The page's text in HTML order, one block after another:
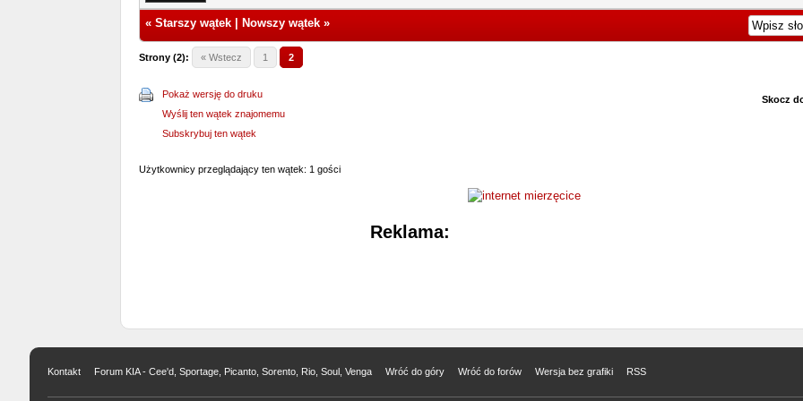
« Starszy wątek| Nowszy wątek»
Strony (2): « Wstecz 1 2
Pokaż wersję do druku
Wyślij ten wątek znajomemu
Subskrybuj ten wątek
Skocz
Użytkownicy przeglądający ten wątek: 1 gości
Reklama:
Kontakt Forum KIA - Cee'd, Sportage, Picanto, Sorento, Rio, Soul, Venga Wróć do góry Wróć do forów Wersja bez grafiki RSS